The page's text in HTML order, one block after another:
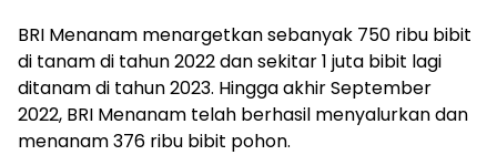
BRI Menanam menargetkan sebanyak 750 ribu bibit
di tanam di tahun 2022 dan sekitar 1 juta bibit lagi
ditanam di tahun 2023. Hingga akhir September
2022, BRI Menanam telah berhasil menyalurkan dan
menanam 376 ribu bibit pohon.